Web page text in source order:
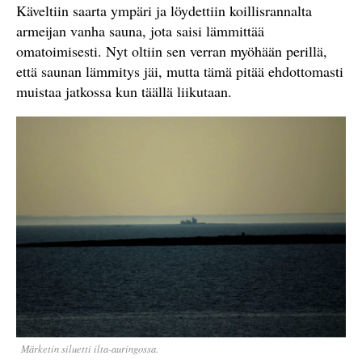
Käveltiin saarta ympäri ja löydettiin koillisrannalta
armeijan vanha sauna, jota saisi lämmittää
omatoimisesti. Nyt oltiin sen verran myöhään perillä,
että saunan lämmitys jäi, mutta tämä pitää ehdottomasti
muistaa jatkossa kun täällä liikutaan.
Märketin siluetti ilta-auringossa.